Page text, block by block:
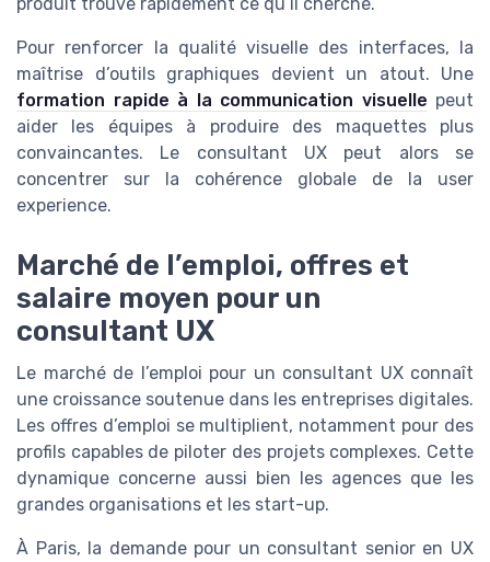
produit trouve rapidement ce qu’il cherche.
Pour renforcer la qualité visuelle des interfaces, la
maîtrise d’outils graphiques devient un atout. Une
formation rapide à la communication visuelle peut
aider les équipes à produire des maquettes plus
convaincantes. Le consultant UX peut alors se
concentrer sur la cohérence globale de la user
experience.
Marché de l’emploi, offres et
salaire moyen pour un
consultant UX
Le marché de l’emploi pour un consultant UX connaît
une croissance soutenue dans les entreprises digitales.
Les offres d’emploi se multiplient, notamment pour des
profils capables de piloter des projets complexes. Cette
dynamique concerne aussi bien les agences que les
grandes organisations et les start-up.
À Paris, la demande pour un consultant senior en UX